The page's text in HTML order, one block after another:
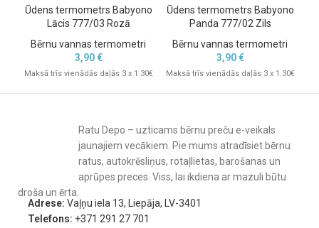
Ūdens termometrs Babyono
Lācis 777/03 Rozā
Bērnu vannas termometri
3,90€
Maksā trīs vienādās daļās 3 x 1.30€
Ūdens termometrs Babyono
Panda 777/02 Zils
Bērnu vannas termometri
3,90€
Maksā trīs vienādās daļās 3 x 1.30€
Ratu Depo – uzticams bērnu preču e-veikals
jaunajiem vecākiem. Pie mums atradīsiet bērnu
ratus, autokrēsliņus, rotaļlietas, barošanas un
aprūpes preces. Viss, lai ikdiena ar mazuli būtu
droša un ērta.
Adrese: Vaļņu iela 13, Liepāja, LV-3401
Telefons: +371 291 27 701